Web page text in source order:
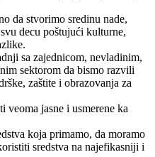
da stvorimo sredinu nade,
decu poštujući kulturne,
sa zajednicom, nevladinim,
sektorom da bismo razvili
zaštite i obrazovanja za
veoma jasne i usmerene ka
koja primamo, da moramo
sredstva na najefikasniji i